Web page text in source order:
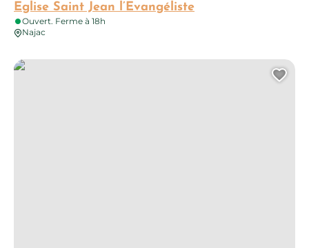
Eglise Saint Jean l’Evangéliste
Ouvert. Ferme à 18h
Najac
La Maison-rucher de Promilhanes